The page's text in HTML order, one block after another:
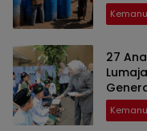
27